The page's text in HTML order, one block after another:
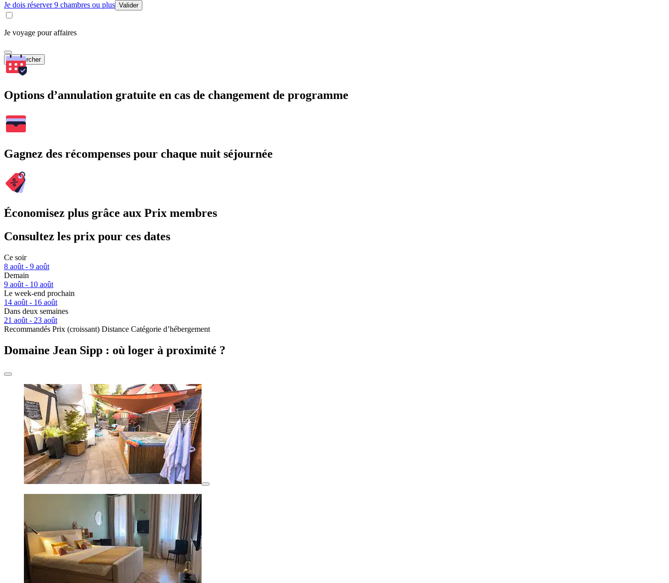
Je dois réserver 9 chambres ou plus Valider
Je voyage pour affaires
Rechercher
Options d’annulation gratuite en cas de changement de programme
Gagnez des récompenses pour chaque nuit séjournée
Économisez plus grâce aux Prix membres
Consultez les prix pour ces dates
Ce soir
8 août - 9 août
Demain
9 août - 10 août
Le week-end prochain
14 août - 16 août
Dans deux semaines
21 août - 23 août
Recommandés Prix (croissant) Distance Catégorie d’hébergement
Domaine Jean Sipp : où loger à proximité ?